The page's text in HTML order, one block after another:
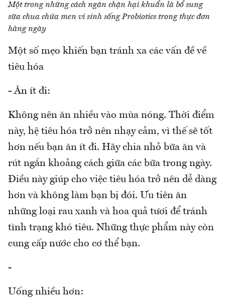
Một trong những cách ngăn chặn hại khuẩn là bổ sung
sữa chua chứa men vi sinh sống Probiotics trong thực đơn
hàng ngày
Một số mẹo khiến bạn tránh xa các vấn đề về
tiêu hóa
- Ăn ít đi:
Không nên ăn nhiều vào mùa nóng. Thời điểm
này, hệ tiêu hóa trở nên nhạy cảm, vì thế sẽ tốt
hơn nếu bạn ăn ít đi. Hãy chia nhỏ bữa ăn và
rút ngắn khoảng cách giữa các bữa trong ngày.
Điều này giúp cho việc tiêu hóa trở nên dễ dàng
hơn và không làm bạn bị đói. Ưu tiên ăn
những loại rau xanh và hoa quả tươi để tránh
tình trạng khó tiêu. Những thực phẩm này còn
cung cấp nước cho cơ thể bạn.
-
Uống nhiều hơn: